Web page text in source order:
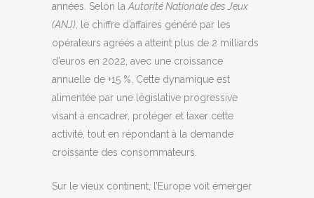
années. Selon la Autorité Nationale des Jeux
(ANJ) , le chiffre d’affaires généré par les
opérateurs agréés a atteint plus de 2 milliards
d’euros en 2022, avec une croissance
annuelle de +15 %. Cette dynamique est
alimentée par une législative progressive
visant à encadrer, protéger et taxer cette
activité, tout en répondant à la demande
croissante des consommateurs.
Sur le vieux continent, l’Europe voit émerger